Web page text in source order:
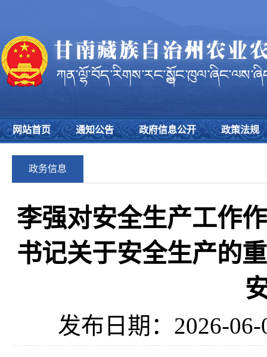
网站首页 通知公告 政府信息公开 政策法规
政务信息
李强对安全生产工作
书记关于安全生产的
发布日期：2026-